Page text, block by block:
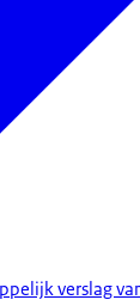
verslag